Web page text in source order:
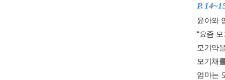
P.
윤아와
“요즘
모기약
모기채
엄마는